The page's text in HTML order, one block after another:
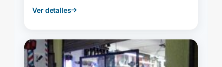
Ver detalles